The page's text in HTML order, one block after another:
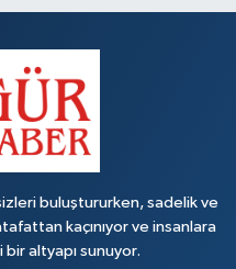
buluştururken, sadelik ve
kaçınıyor ve insanlara
altyapı sunuyor.